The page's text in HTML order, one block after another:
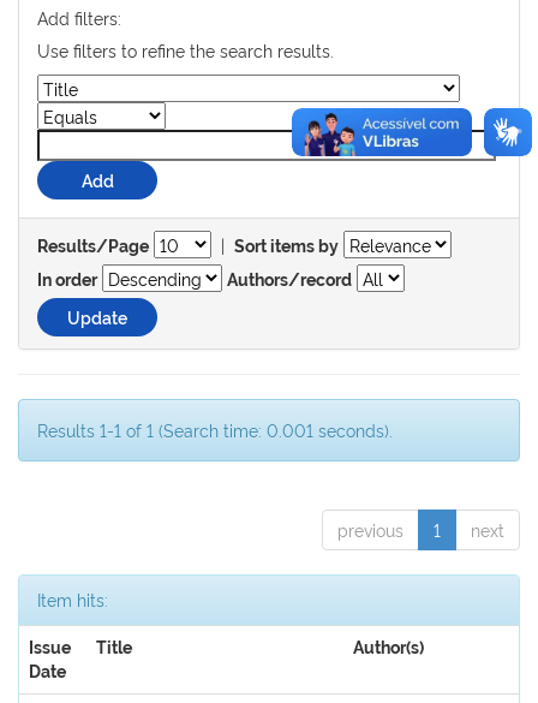
Add filters:
Use filters to refine the search results.
Results/Page | Sort items by
In order
Authors/record
Results 1-1 of 1 (Search time: 0.001 seconds).
previous 1 next
Item hits:
Issue
Date
Title Author(s)